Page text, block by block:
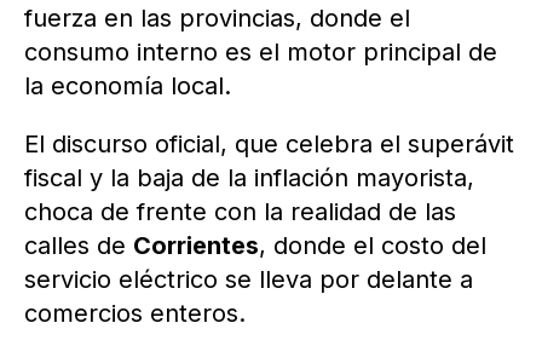
fuerza en las provincias, donde el
consumo interno es el motor principal de
la economía local.
El discurso oficial, que celebra el superávit
fiscal y la baja de la inflación mayorista,
choca de frente con la realidad de las
calles de Corrientes, donde el costo del
servicio eléctrico se lleva por delante a
comercios enteros.